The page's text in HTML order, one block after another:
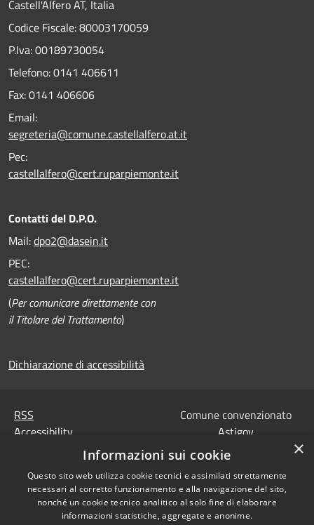
Castell'Alfero AT, Italia
Codice Fiscale: 80003170059
P.Iva: 00189730054
Telefono:0141 406611
Fax:0141 406606
Email:
segreteria@comune.castellalfero.at.it
Pec:
castellalfero@cert.ruparpiemonte.it
Contatti del D.P.O.
Mail:dpo2@dasein.it
PEC:
castellalfero@cert.ruparpiemonte.it
(Per comunicare direttamente con
il Titolare del Trattamento)
Dichiarazione di accessibilità
RSS
Accessibility
Sitemap
Codice Univoco IPA,
Tesoreria e Coordinate
Comune convenzionato
Astigov
Progetto|Convenzione
Adesioni
•Accesso redazione
×
Informazioni sui cookie
Questo sito web utilizza cookie tecnici e assimilati strettamente
necessari al corretto funzionamento e alla navigazione del sito,
nonché un cookie tecnico analitico al solo fine di elaborare
informazioni statistiche, aggregate e anonime.